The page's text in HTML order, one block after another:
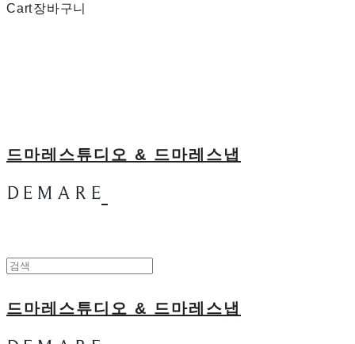
Cart장바구니
드마레스튜디오 & 드마레스냅
드마레스튜디오 & 드마레스냅